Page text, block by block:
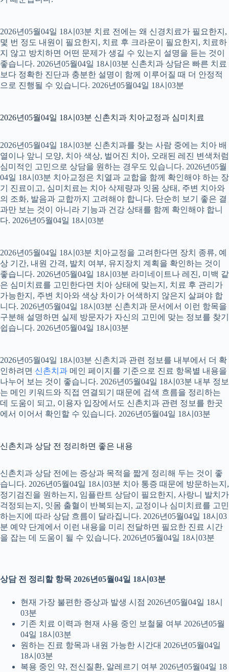
2026년05월04일 18시03분 치료 전에는 왜 신경치료가 필요한지,
몇 번 정도 내원이 필요한지, 치료 후 크라운이 필요한지, 치료하
지 않고 방치하면 어떤 문제가 생길 수 있는지 설명을 듣는 것이
좋습니다. 2026년05월04일 18시03분 신촌치과 상담은 빠른 치료
보다 정확한 진단과 충분한 설명이 함께 이루어질 때 더 안정적
으로 진행될 수 있습니다. 2026년05월04일 18시03분
2026년05월04일 18시03분 신촌치과 치아교정과 심미치료
2026년05월04일 18시03분 신촌치과를 찾는 사람 중에는 치아 배
열이나 앞니 모양, 치아 색상, 벌어진 치아, 오래된 레진 변색처럼
심미적인 고민으로 상담을 원하는 경우도 있습니다. 2026년05월
04일 18시03분 치아교정은 치열과 교합을 함께 확인해야 하는 장
기 진료이고, 심미치료는 치아 삭제량과 잇몸 상태, 주변 치아와
의 조화, 발음과 교합까지 고려해야 합니다. 단순히 보기 좋은 결
과만 보는 것이 아니라 기능과 건강 상태를 함께 확인해야 합니
다. 2026년05월04일 18시03분
2026년05월04일 18시03분 치아교정을 고려한다면 장치 종류, 예
상 기간, 내원 간격, 발치 여부, 유지장치 계획을 확인하는 것이
좋습니다. 2026년05월04일 18시03분 라미네이트나 레진, 미백 같
은 심미치료를 고민한다면 치아 상태에 맞는지, 치료 후 관리가
가능한지, 주변 치아와 색상 차이가 어색하지 않은지 살펴야 합
니다. 2026년05월04일 18시03분 신촌치과 문서에서 이런 항목을
구분해 설명하면 실제 방문자가 자신의 고민에 맞는 정보를 찾기
쉽습니다. 2026년05월04일 18시03분
2026년05월04일 18시03분 신촌치과 관련 정보를 내부에서 더 확
인하려면 신촌치과 메인 페이지를 기준으로 진료 항목별 내용을
나누어 보는 것이 좋습니다. 2026년05월04일 18시03분 내부 정보
는 메인 키워드와 직접 연결되기 때문에 검색 흐름을 정리하는
데 도움이 되고, 이용자 입장에서도 신촌치과 관련 정보를 한곳
에서 이어서 확인할 수 있습니다. 2026년05월04일 18시03분
신촌치과 상담 전 정리하면 좋은 내용
신촌치과 상담 전에는 증상과 목적을 짧게 정리해 두는 것이 좋
습니다. 2026년05월04일 18시03분 치아 통증 때문에 방문하는지,
정기검진을 원하는지, 임플란트 상담이 필요한지, 사랑니 발치가
걱정되는지, 잇몸 출혈이 반복되는지, 교정이나 심미치료를 고민
하는지에 따라 상담 흐름이 달라집니다. 2026년05월04일 18시03
분 예약 단계에서 이런 내용을 미리 전달하면 필요한 진료 시간
을 잡는 데 도움이 될 수 있습니다. 2026년05월04일 18시03분
상담 전 정리할 항목 2026년05월04일 18시03분
현재 가장 불편한 증상과 발생 시점 2026년05월04일 18시
03분
기존 치료 이력과 현재 사용 중인 보철물 여부 2026년05월
04일 18시03분
원하는 진료 항목과 내원 가능한 시간대 2026년05월04일
18시03분
복용 중인 약, 전신질환, 알레르기 여부 2026년05월04일 18